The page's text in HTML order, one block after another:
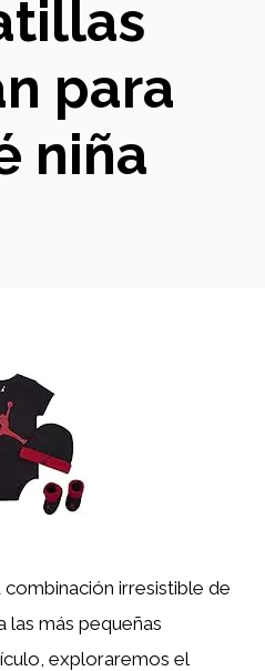
para
niña
combinación irresistible de
más pequeñas
exploraremos el